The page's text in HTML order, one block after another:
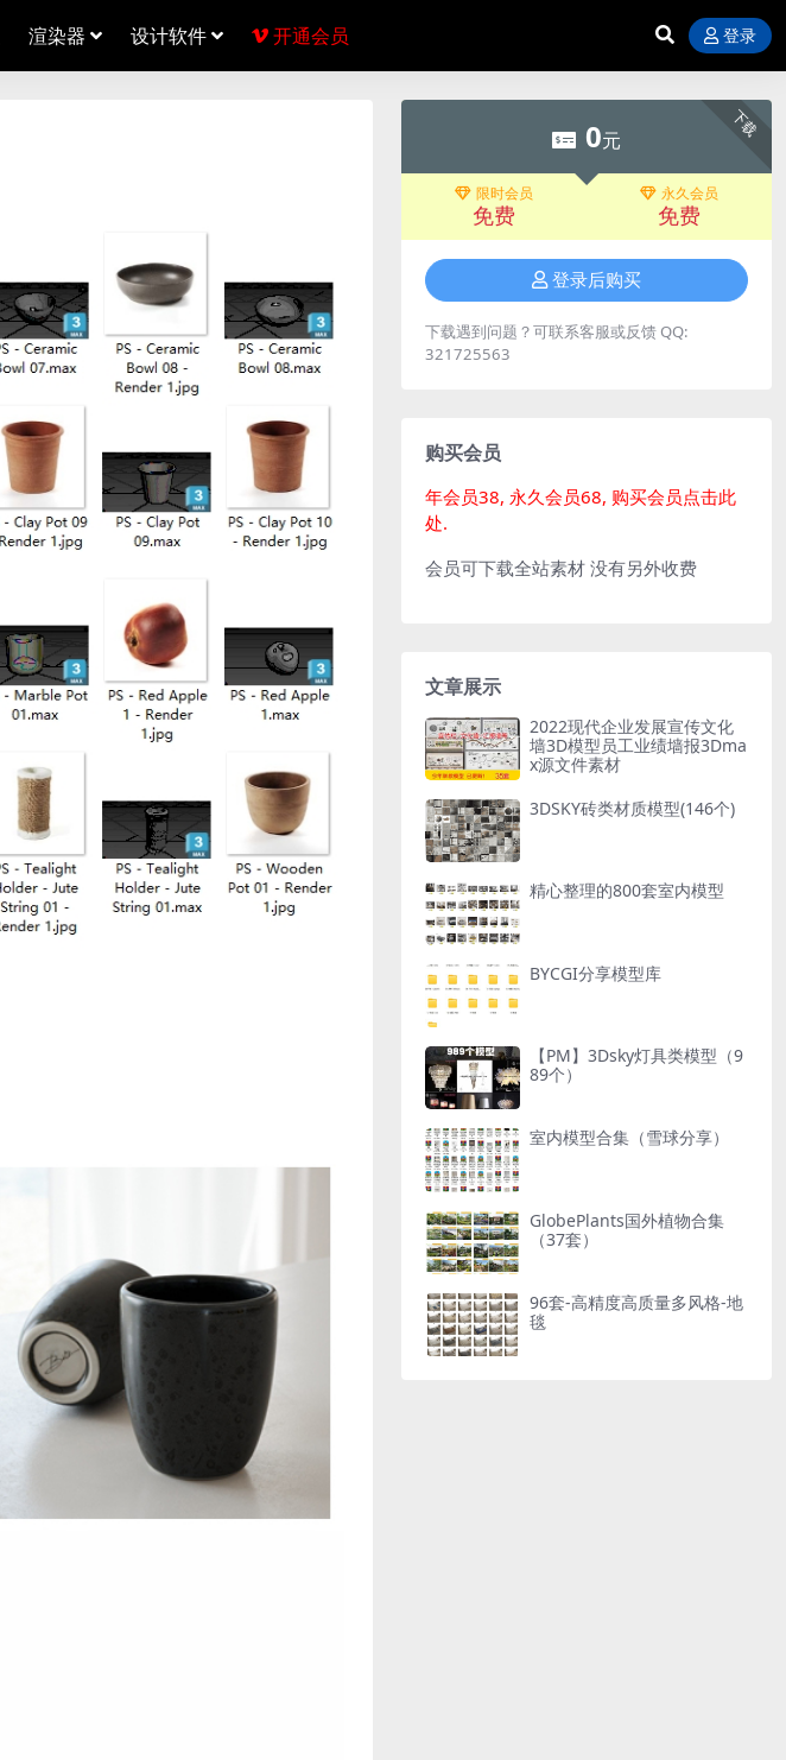
渲染器 设计软件 开通会员 登录
下载
0元
限时会员
免费
永久会员
免费
登录后购买
下载遇到问题？可联系客服或反馈 QQ:
321725563
购买会员
年会员38, 永久会员68, 购买会员点击此
处.
会员可下载全站素材 没有另外收费
文章展示
2022现代企业发展宣传文化
墙3D模型员工业绩墙报3Dma
x源文件素材
3DSKY砖类材质模型(146个)
精心整理的800套室内模型
BYCGI分享模型库
【PM】3Dsky灯具类模型（9
89个）
室内模型合集（雪球分享）
GlobePlants国外植物合集
（37套）
96套-高精度高质量多风格-地
毯